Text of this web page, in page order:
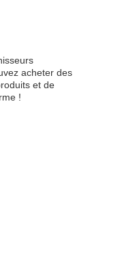
acheter des
et de
!